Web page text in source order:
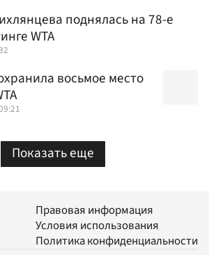
поднялась на 78-е
WTA
восьмое место
Показать еще
Правовая информация
Условия использования
Политика конфиденциальности